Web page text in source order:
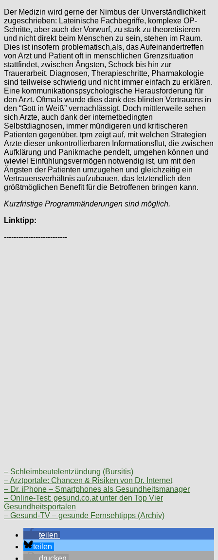
Der Medizin wird gerne der Nimbus der Unverständlichkeit
zugeschrieben: Lateinische Fachbegriffe, komplexe OP-
Schritte, aber auch der Vorwurf, zu stark zu theoretisieren
und nicht direkt beim Menschen zu sein, stehen im Raum.
Dies ist insofern problematisch,als, das Aufeinandertreffen
von Arzt und Patient oft in menschlichen Grenzsituation
stattfindet, zwischen Ängsten, Schock bis hin zur
Trauerarbeit. Diagnosen, Therapieschritte, Pharmakologie
sind teilweise schwierig und nicht immer einfach zu erklären.
Eine kommunikationspsychologische Herausforderung für
den Arzt. Oftmals wurde dies dank des blinden Vertrauens in
den “Gott in Weiß” vernachlässigt. Doch mittlerweile sehen
sich Arzte, auch dank der internetbedingten
Selbstdiagnosen, immer mündigeren und kritischeren
Patienten gegenüber. tpm zeigt auf, mit welchen Strategien
Arzte dieser unkontrollierbaren Informationsflut, die zwischen
Aufklärung und Panikmache pendelt, umgehen können und
wieviel Einfühlungsvermögen notwendig ist, um mit den
Ängsten der Patienten umzugehen und gleichzeitig ein
Vertrauensverhältnis aufzubauen, das letztendlich den
größtmöglichen Benefit für die Betroffenen bringen kann.
Kurzfristige Programmänderungen sind möglich.
Linktipp:
--------------------------
– Schleimbeutelentzündung (Bursitis)
– Arztportale: Chancen & Risiken von Dr. Internet
– Dr. iPhone – Smartphones als Gesundheitsmanager
– Online-Test: gesund.co.at unter den Top Vier
Gesundheitsportalen
– Gesund-TV – gesunde Fernsehtipps (Archiv)
teilen
teilen
drucken